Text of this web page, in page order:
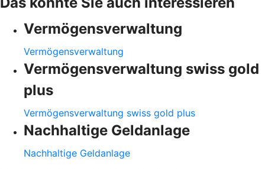
Vermögensverwaltung
Vermögensverwaltung
Vermögensverwaltung swiss gold
plus
Vermögensverwaltung swiss gold plus
Nachhaltige Geldanlage
Nachhaltige Geldanlage